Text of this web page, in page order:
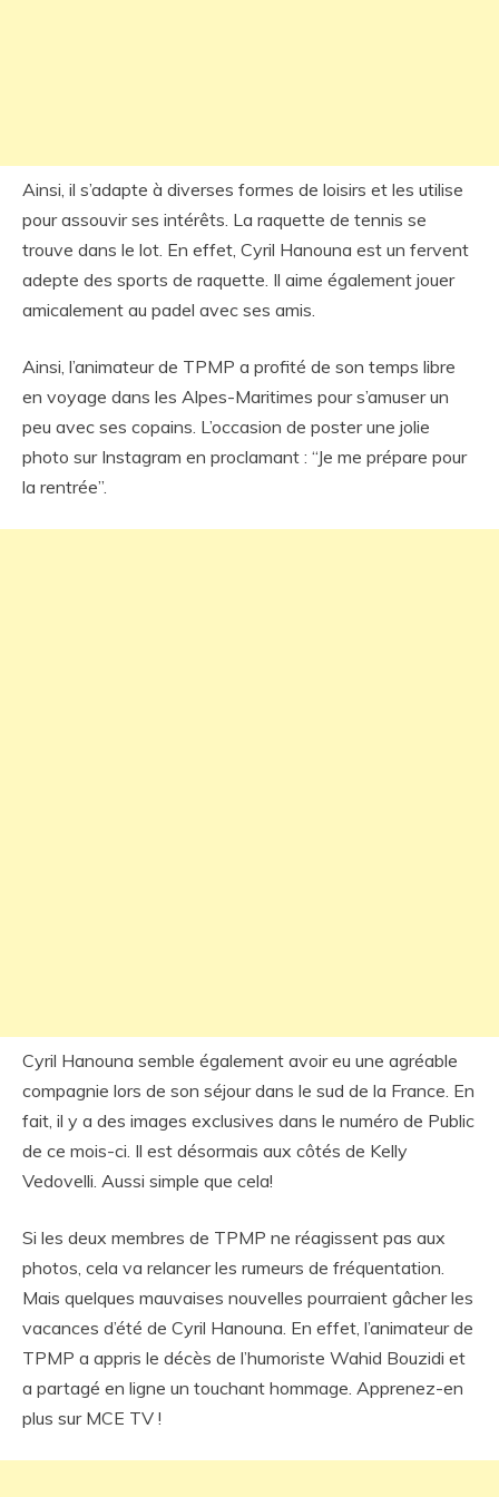
Ainsi, il s’adapte à diverses formes de loisirs et les utilise
pour assouvir ses intérêts. La raquette de tennis se
trouve dans le lot. En effet, Cyril Hanouna est un fervent
adepte des sports de raquette. Il aime également jouer
amicalement au padel avec ses amis.
Ainsi, l’animateur de TPMP a profité de son temps libre
en voyage dans les Alpes-Maritimes pour s’amuser un
peu avec ses copains. L’occasion de poster une jolie
photo sur Instagram en proclamant : “Je me prépare pour
la rentrée”.
Cyril Hanouna semble également avoir eu une agréable
compagnie lors de son séjour dans le sud de la France. En
fait, il y a des images exclusives dans le numéro de Public
de ce mois-ci. Il est désormais aux côtés de Kelly
Vedovelli. Aussi simple que cela!
Si les deux membres de TPMP ne réagissent pas aux
photos, cela va relancer les rumeurs de fréquentation.
Mais quelques mauvaises nouvelles pourraient gâcher les
vacances d’été de Cyril Hanouna. En effet, l’animateur de
TPMP a appris le décès de l’humoriste Wahid Bouzidi et
a partagé en ligne un touchant hommage. Apprenez-en
plus sur MCE TV !